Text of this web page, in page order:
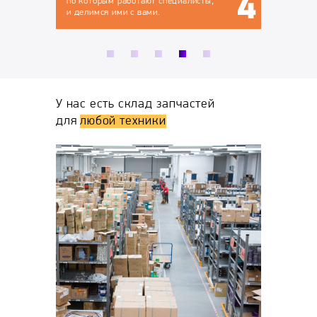
У нас есть склад запчастей
длялюбой техники